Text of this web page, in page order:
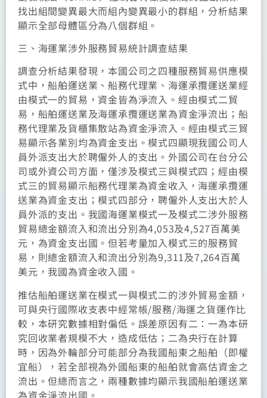
找出組間變異最大而組內變異最小的群組，分析結果
顯示全部母體區分為八個群組。
三、海運業涉外服務貿易統計調查結果
調查分析結果發現，本國公司之四種服務貿易供應模
式中，船舶運送業、船務代理業、海運承攬運送業經
由模式一的貿易，資金皆為淨流入。經由模式二貿
易，船舶運送業及海運承攬運送業為資金淨流出；船
務代理業及貨櫃集散站為資金淨流入。經由模式三貿
易顯示各業別均為資金支出。模式四顯現我國公司人
員外派支出大於聘僱外人的支出。外國公司在台分公
司或外資公司方面，僅涉及模式三與模式四；經由模
式三的貿易顯示船務代理業為資金收入，海運承攬運
送業為資金支出；模式四部分，聘僱外人支出大於人
員外派的支出。我國海運業模式一及模式二涉外服務
貿易總金額流入和流出分別為4,053及4,527百萬美
元，為資金支出國。但若考量加入模式三的服務貿
易，則總金額流入和流出分別為9,311及7,264百萬
美元，我國為資金收入國。
推估船舶運送業在模式一與模式二的涉外貿易金額，
可與央行國際收支表中經常帳/服務/海運之貨運作比
較，本研究數據相對偏低。誤差原因有二：一為本研
究回收業者規模不大，造成低估；二為央行在計算
時，因為外輪部分可能部分為我國船東之船舶（即權
宜船），若全部視為外國船東的船舶就會高估資金之
流出。但總而言之，兩種數據均顯示我國船舶運送業
為資金淨流出國。